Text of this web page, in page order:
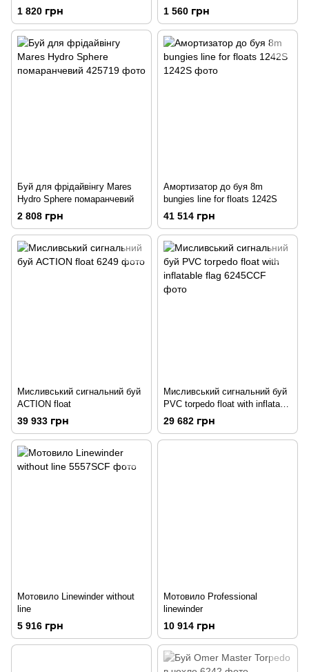
Torpedo помаранчевий
1 820 грн
тримачами спорядження
1 560 грн
Буй для фрідайвінгу Mares
Hydro Sphere помаранчевий
2 808 грн
Амортизатор до буя 8m
bungies line for floats 1242S
41 514 грн
Мисливський сигнальний буй
ACTION float
39 933 грн
Мисливський сигнальний буй
PVC torpedo float with inflatable
flag
29 682 грн
Мотовило Linewinder without
line
5 916 грн
Мотовило Professional
linewinder
10 914 грн